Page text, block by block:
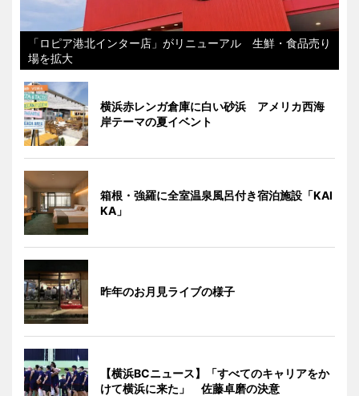
「ロピア港北インター店」がリニューアル 生鮮・食品売り
場を拡大
横浜赤レンガ倉庫に白い砂浜 アメリカ西海
岸テーマの夏イベント
箱根・強羅に全室温泉風呂付き宿泊施設「KAI
KA」
昨年のお月見ライブの様子
【横浜BCニュース】「すべてのキャリアをか
けて横浜に来た」 佐藤卓磨の決意